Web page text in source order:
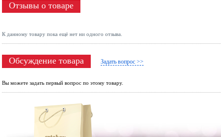
Отзывы о товаре
К данному товару пока ещё нет ни одного отзыва.
Обсуждение товара Задать вопрос >>
Вы можете задать первый вопрос по этому товару.